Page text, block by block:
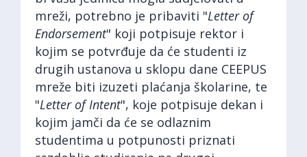
mreži, potrebno je pribaviti "Letter of
Endorsement" koji potpisuje rektor i
kojim se potvrđuje da će studenti iz
drugih ustanova u sklopu dane CEEPUS
mreže biti izuzeti plaćanja školarine, te
"Letter of Intent", koje potpisuje dekan i
kojim jamči da će se odlaznim
studentima u potpunosti priznati